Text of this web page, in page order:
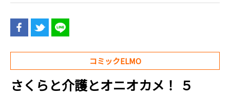
コミックELMO
さくらと介護とオニオカメ！ ５